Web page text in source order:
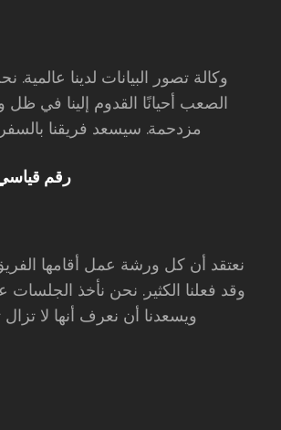
وكالة تصور البيانات لدينا عالمية.
الصعب أحيانًا القدوم إلينا في
مزدحمة. سيسعد فريقنا
رقم
نعتقد أن كل ورشة عمل أقامها
وقد فعلنا الكثير. نحن نأخذ
ويسعدنا أن نعرف أنها لا